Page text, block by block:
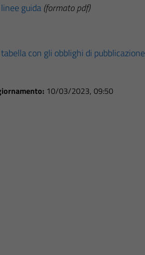
guida(formato pdf)
con gli obblighi di pubblicazione
10/03/2023, 09:50